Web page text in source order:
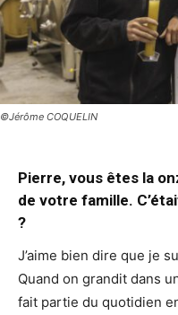
©Jérôme COQUELIN
Pierre, vous êtes la
de votre famille.
?
J’aime bien dire que je
Quand on grandit dans
fait partie du quotidien